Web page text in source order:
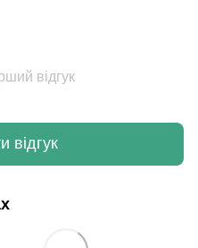
відгук
відгук